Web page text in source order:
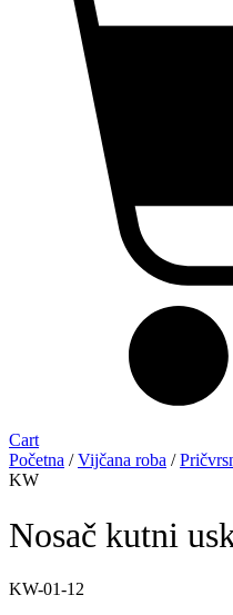
Cart
Početna /Vijčana roba /
KW
Nosač kutni
KW-01-12